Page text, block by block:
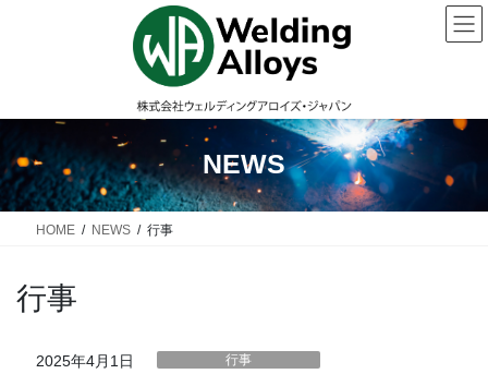
ツ
移
動
シ
ン
に
NEWS
HOME NEWS 行事
行事
2025年4月1日 行事